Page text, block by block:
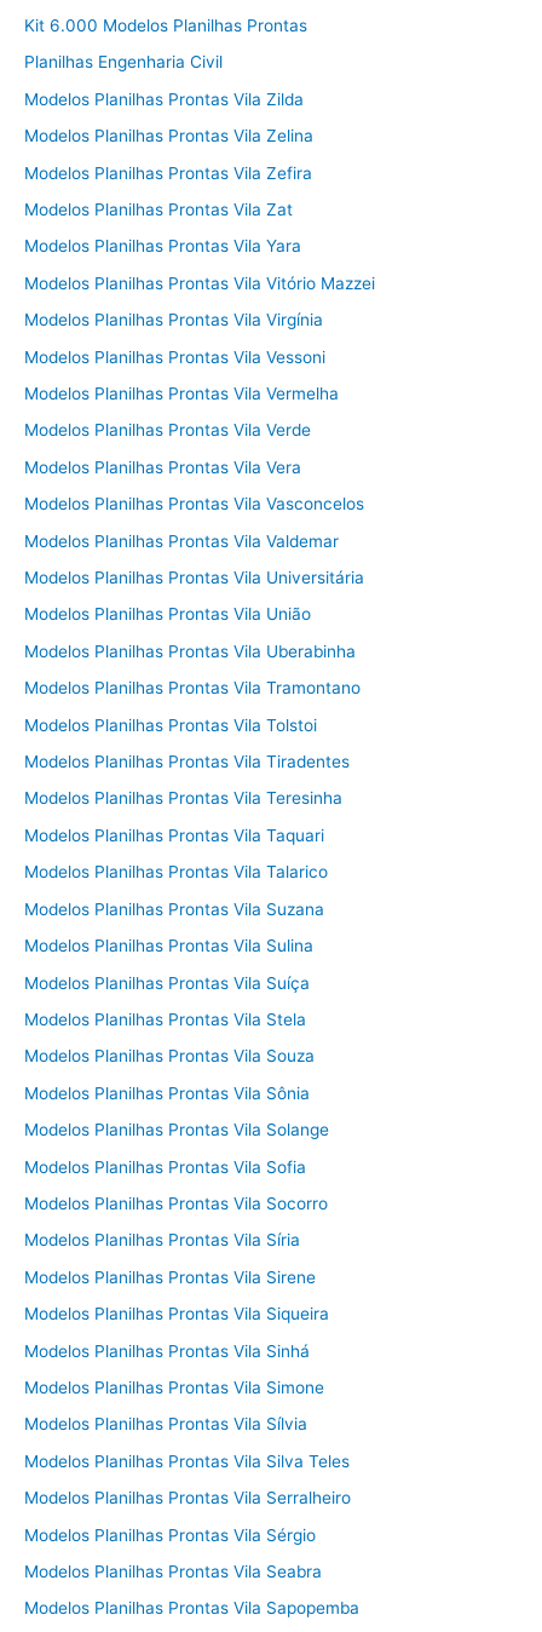
Kit 6.000 Modelos Planilhas Prontas
Planilhas Engenharia Civil
Modelos Planilhas Prontas Vila Zilda
Modelos Planilhas Prontas Vila Zelina
Modelos Planilhas Prontas Vila Zefira
Modelos Planilhas Prontas Vila Zat
Modelos Planilhas Prontas Vila Yara
Modelos Planilhas Prontas Vila Vitório Mazzei
Modelos Planilhas Prontas Vila Virgínia
Modelos Planilhas Prontas Vila Vessoni
Modelos Planilhas Prontas Vila Vermelha
Modelos Planilhas Prontas Vila Verde
Modelos Planilhas Prontas Vila Vera
Modelos Planilhas Prontas Vila Vasconcelos
Modelos Planilhas Prontas Vila Valdemar
Modelos Planilhas Prontas Vila Universitária
Modelos Planilhas Prontas Vila União
Modelos Planilhas Prontas Vila Uberabinha
Modelos Planilhas Prontas Vila Tramontano
Modelos Planilhas Prontas Vila Tolstoi
Modelos Planilhas Prontas Vila Tiradentes
Modelos Planilhas Prontas Vila Teresinha
Modelos Planilhas Prontas Vila Taquari
Modelos Planilhas Prontas Vila Talarico
Modelos Planilhas Prontas Vila Suzana
Modelos Planilhas Prontas Vila Sulina
Modelos Planilhas Prontas Vila Suíça
Modelos Planilhas Prontas Vila Stela
Modelos Planilhas Prontas Vila Souza
Modelos Planilhas Prontas Vila Sônia
Modelos Planilhas Prontas Vila Solange
Modelos Planilhas Prontas Vila Sofia
Modelos Planilhas Prontas Vila Socorro
Modelos Planilhas Prontas Vila Síria
Modelos Planilhas Prontas Vila Sirene
Modelos Planilhas Prontas Vila Siqueira
Modelos Planilhas Prontas Vila Sinhá
Modelos Planilhas Prontas Vila Simone
Modelos Planilhas Prontas Vila Sílvia
Modelos Planilhas Prontas Vila Silva Teles
Modelos Planilhas Prontas Vila Serralheiro
Modelos Planilhas Prontas Vila Sérgio
Modelos Planilhas Prontas Vila Seabra
Modelos Planilhas Prontas Vila Sapopemba